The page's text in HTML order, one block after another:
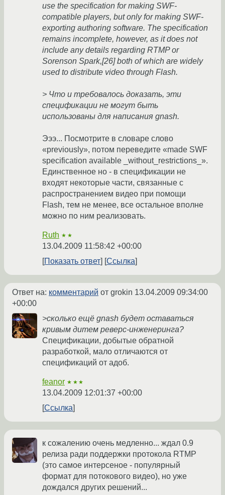
use the specification for making SWF-
compatible players, but only for making SWF-
exporting authoring software. The specification
remains incomplete, however, as it does not
include any details regarding RTMP or
Sorenson Spark,[26] both of which are widely
used to distribute video through Flash.
> Что и требовалось доказать, эти
спецификации не могут быть
использованы для написания gnash.
Эээ... Посмотрите в словаре слово
«previously», потом переведите «made SWF
specification available _without_restrictions_».
Единственное но - в спецификации не
входят некоторые части, связанные с
распространением видео при помощи
Flash, тем не менее, все остальное вполне
можно по ним реализовать.
Ruth ★★
13.04.2009 11:58:42 +00:00
Показать ответ
Ссылка
Ответ на: комментарий от grokin 13.04.2009 09:34:00
+00:00
>сколько ещё gnash будет оставаться
кривым дитем реверс-инженеринга?
Спецификации, добытые обратной
разработкой, мало отличаются от
спецификаций от адоб.
feanor ★★★
13.04.2009 12:01:37 +00:00
Ссылка
к сожалению очень медленно... ждал 0.9
релиза ради поддержки протокола RTMP
(это самое интерсеное - популярный
формат для потокового видео), но уже
дождался других решений...